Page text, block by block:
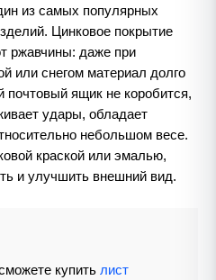
из самых популярных
Цинковое покрытие
ржавчины: даже при
или снегом материал долго
почтовый ящик не коробится,
удары, обладает
небольшом весе.
краской или эмалью,
и улучшить внешний вид.
купить лист